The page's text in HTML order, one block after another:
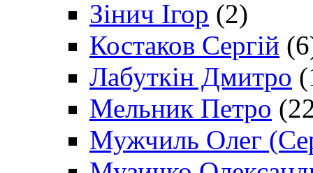
Зінич Ігор (2)
Костаков Сергій
Лабуткін Дмитро
Мельник Петро
Мужчиль Олег